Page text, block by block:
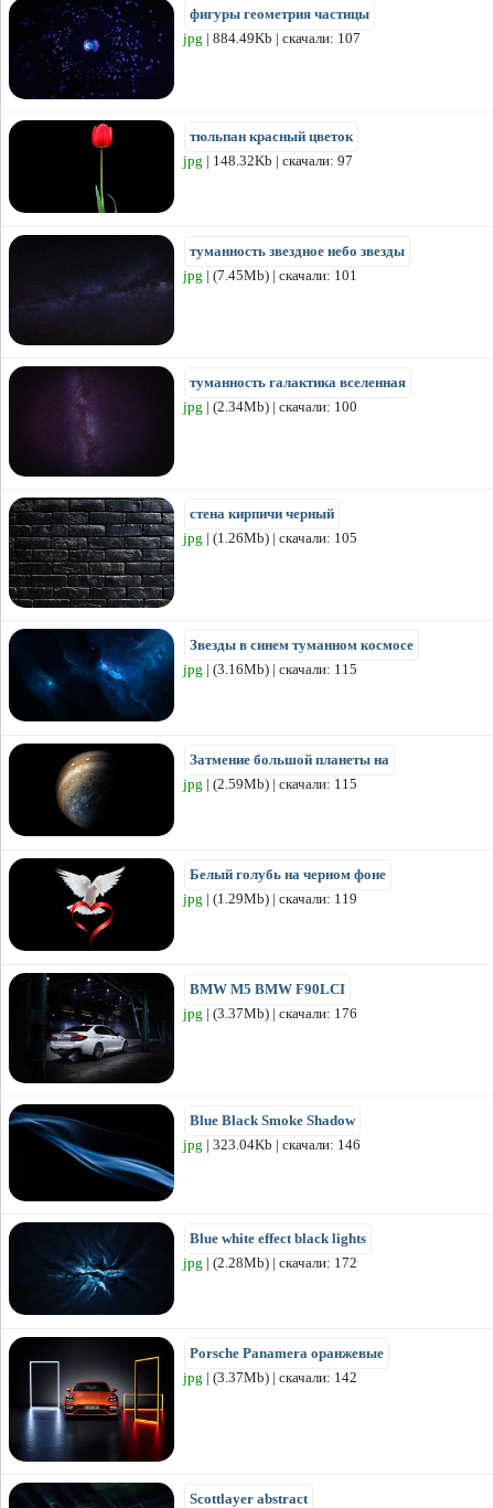
фигуры геометрия частицы
jpg | 884.49Kb | скачали: 107
тюльпан красный цветок
jpg | 148.32Kb | скачали: 97
туманность звездное небо звезды
jpg | (7.45Mb) | скачали: 101
туманность галактика вселенная
jpg | (2.34Mb) | скачали: 100
стена кирпичи черный
jpg | (1.26Mb) | скачали: 105
Звезды в синем туманном космосе
jpg | (3.16Mb) | скачали: 115
Затмение большой планеты на
jpg | (2.59Mb) | скачали: 115
Белый голубь на черном фоне
jpg | (1.29Mb) | скачали: 119
BMW M5 BMW F90LCI
jpg | (3.37Mb) | скачали: 176
Blue Black Smoke Shadow
jpg | 323.04Kb | скачали: 146
Blue white effect black lights
jpg | (2.28Mb) | скачали: 172
Porsche Panamera оранжевые
jpg | (3.37Mb) | скачали: 142
Scottlayer abstract